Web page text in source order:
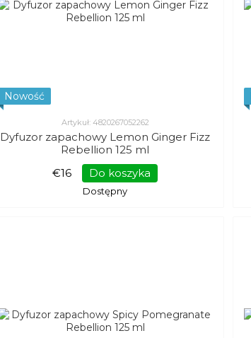
Nowość
Artykuł: 4820267052262
Dyfuzor zapachowy Lemon Ginger Fizz
Rebellion 125 ml
€16
Do koszyka
Dostępny